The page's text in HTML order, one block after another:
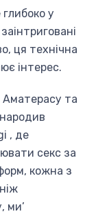
у
ця технічна
інтерес.
Аматерасу та
, де
секс за
кожна з
ми’